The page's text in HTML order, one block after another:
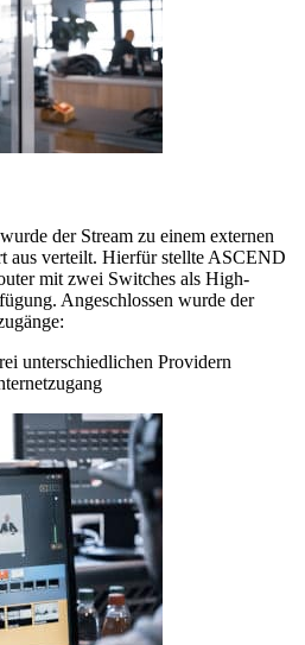
der Stream zu einem externen
aus verteilt. Hierfür stellte ASCEND
mit zwei Switches als High-
Angeschlossen wurde der
unterschiedlichen Providern